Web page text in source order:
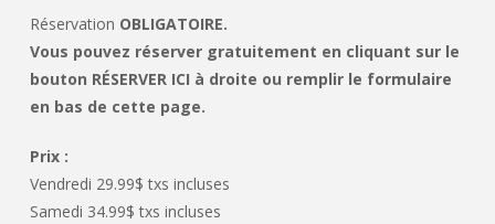
Réservation OBLIGATOIRE.
Vous pouvez réserver gratuitement en cliquant sur le
bouton RÉSERVER ICI à droite ou remplir le formulaire
en bas de cette page.
Prix :
Vendredi 29.99$ txs incluses
Samedi 34.99$ txs incluses